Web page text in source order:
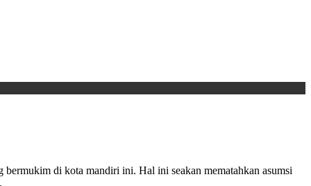
di kota mandiri ini. Hal ini seakan mematahkan asumsi